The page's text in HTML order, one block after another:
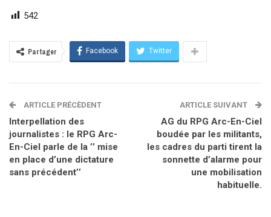
542
Partager Facebook Twitter
ARTICLE PRÉCÈDENT
Interpellation des
journalistes : le RPG Arc-
En-Ciel parle de la ’’ mise
en place d’une dictature
sans précédent’’
ARTICLE SUIVANT
AG du RPG Arc-En-Ciel
boudée par les militants,
les cadres du parti tirent la
sonnette d’alarme pour
une mobilisation
habituelle.